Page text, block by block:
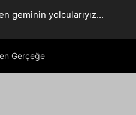
geminin yolcularıyız...
Gerçeğe